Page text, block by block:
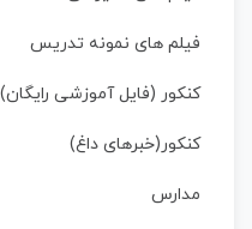
فیلم های نمونه تدریس
کنکور (فایل آموزشی رایگان)
کنکور(خبرهای داغ)
مدارس